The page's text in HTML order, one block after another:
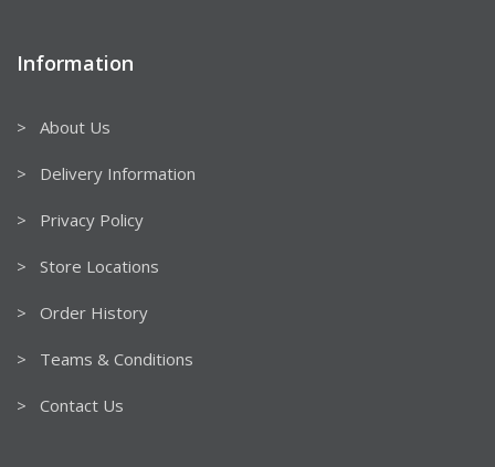
Information
> About Us
> Delivery Information
> Privacy Policy
> Store Locations
> Order History
> Teams & Conditions
> Contact Us